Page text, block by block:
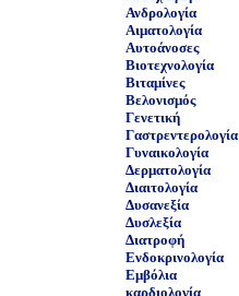
Ανδρολογία
Αιματολογία
Αυτοάνοσες
Βιοτεχνολογία
Βιταμίνες
Βελονισμός
Γενετική
Γαστρεντερολογία
Γυναικολογία
Δερματολογία
Διαιτολογία
Δυσανεξία
Δυσλεξία
Διατροφή
Ενδοκρινολογία
Εμβόλια
καρδιολογία